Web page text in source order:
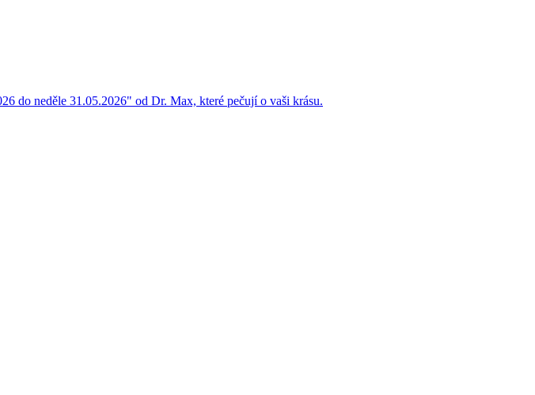
do neděle 31.05.2026" od Dr. Max, které pečují o vaši krásu.